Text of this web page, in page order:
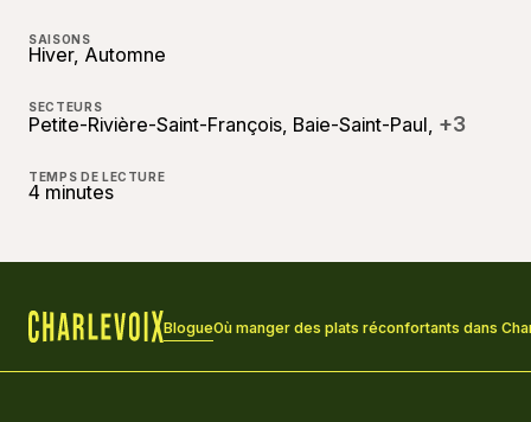
SAISONS
Hiver, Automne
SECTEURS
Petite-Rivière-Saint-François, Baie-Saint-Paul, +3
TEMPS DE LECTURE
4 minutes
BlogueOù manger des plats réconfortants dans